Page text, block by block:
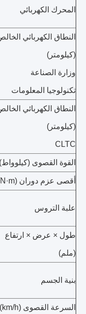
المحرك الكهربائي
النطاق الكهربائي
(كيلومتر)
وزارة الصناعة
تكنولوجيا المعلومات
النطاق الكهربائي
(كيلومتر)
CLTC
القوة القصوى (كيلوواط)
أقصى عزم دوران (N·m)
علبة التروس
طول × عرض × ارتفاع
(ملم)
بنية الجسم
السرعة القصوى (km/h)